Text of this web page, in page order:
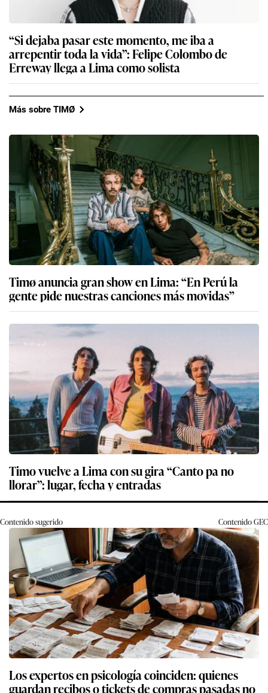
“Si dejaba pasar este momento, me iba a
arrepentir toda la vida”: Felipe Colombo de
Erreway llega a Lima como solista
Más sobre TIMØ
Timø anuncia gran show en Lima: “En Perú la
gente pide nuestras canciones más movidas”
Timo vuelve a Lima con su gira “Canto pa no
llorar”: lugar, fecha y entradas
Contenido sugerido ContenidoGEC
Los expertos en psicología coinciden: quienes
guardan recibos o tickets de compras pasadas no